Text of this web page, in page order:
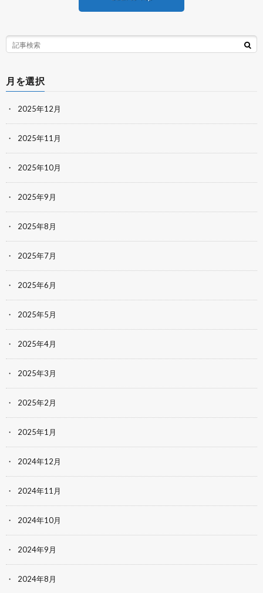
月を選択
2025年12月
2025年11月
2025年10月
2025年9月
2025年8月
2025年7月
2025年6月
2025年5月
2025年4月
2025年3月
2025年2月
2025年1月
2024年12月
2024年11月
2024年10月
2024年9月
2024年8月